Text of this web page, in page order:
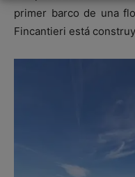
primer barco de una
Fincantieri está